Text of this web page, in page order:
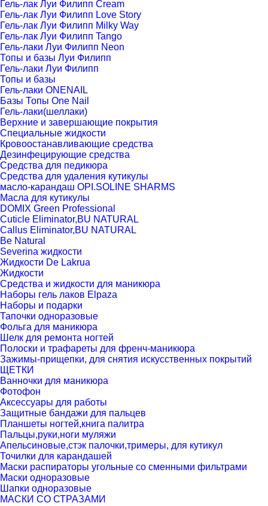
Гель-лак Луи Филипп Cream
Гель-лак Луи Филипп Love Story
Гель-лак Луи Филипп Milky Way
Гель-лак Луи Филипп Tango
Гель-лаки Луи Филипп Neon
Топы и базы Луи Филипп
Гель-лаки Луи Филипп
Топы и базы
Гель-лаки ONENAIL
Базы Топы One Nail
Гель-лаки(шеллаки)
Верхние и завершающие покрытия
Специальные жидкости
Кровоостанавливающие средства
Дезинфецирующие средства
Средства для педикюра
Средства для удаления кутикулы
масло-карандаш OPI.SOLINE SHARMS
Масла для кутикулы
DOMIX Green Professional
Cuticle Eliminator,BU NATURAL
Callus Eliminator,BU NATURAL
Be Natural
Severina жидкости
Жидкости De Lakrua
Жидкости
Средства и жидкости для маникюра
Наборы гель лаков Elpaza
Наборы и подарки
Тапочки одноразовые
Фольга для маникюра
Шелк для ремонта ногтей
Полоски и трафареты для френч-маникюра
Зажимы-прищепки, для снятия искусственных покрытий
ЩЕТКИ
Ванночки для маникюра
Фотофон
Аксессуары для работы
Защитные бандажи для пальцев
Планшеты ногтей,книга палитра
Пальцы,руки,ноги муляжи
Апельсиновые,стэк палочки,тримеры, для кутикул
Точилки для карандашей
Маски распираторы угольные со сменными фильтрами
Маски одноразовые
Шапки одноразовые
МАСКИ СО СТРАЗАМИ